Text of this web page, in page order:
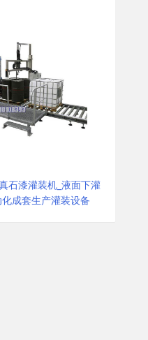
石漆灌装机_液面下灌
成套生产灌装设备